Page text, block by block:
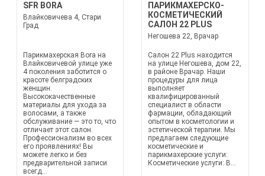
SFR BORA
Влайковичева 4, Стари
Град
Парикмахерская Bora на
Влайковичевой улице уже
4 поколения заботится о
красоте белградских
женщин.
Высококачественные
материалы для ухода за
волосами, а также
обслуживание — это то, что
отличает этот салон.
Профессионализм во всех
его проявлениях! Вы
можете легко и без
предварительной записи
всегд...
ПАРИКМАХЕРСКО-
КОСМЕТИЧЕСКИЙ
САЛОН 22 PLUS
Негошева 22, Врачар
Салон 22 Plus находится
на улице Негошева, дом 22,
в районе Врачар. Наши
процедуры для лица
выполняет
квалифицированный
специалист в области
фармации, обладающий
опытом в косметологии и
эстетической терапии. Мы
предлагаем следующие
косметические и
парикмахерские услуги:
Косметические услуги: В...